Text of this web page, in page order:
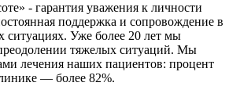
- гарантия уважения к личности
поддержка и сопровождение в
ситуациях. Уже более 20 лет мы
тяжелых ситуаций. Мы
лечения наших пациентов: процент
— более 82%.